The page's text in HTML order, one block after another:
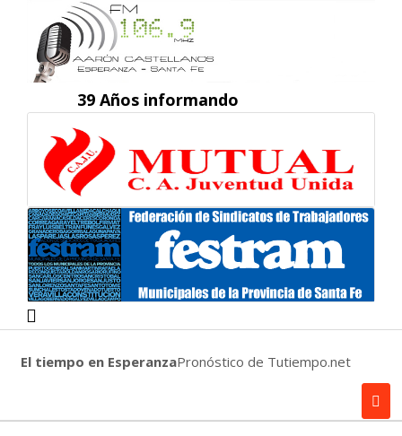
39 Años informando
El tiempo en EsperanzaPronóstico de Tutiempo.net